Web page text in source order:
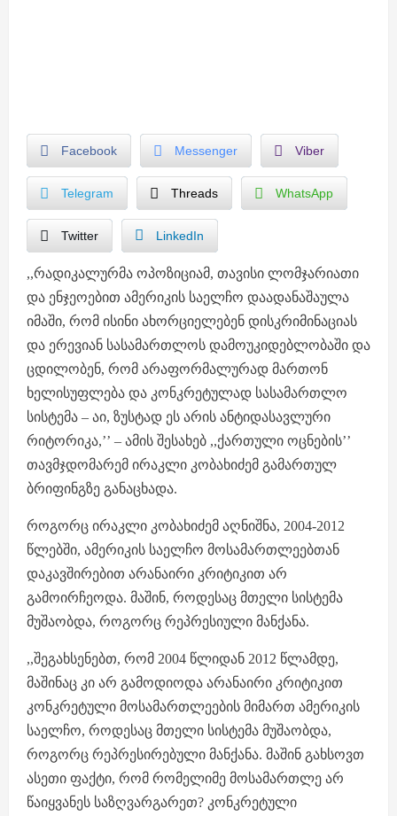
Facebook Messenger Viber
Telegram Threads WhatsApp
Twitter LinkedIn
,,რადიკალურმა ოპოზიციამ, თავისი ლომჯარიათი
და ენჯეოებით ამერიკის საელჩო დაადანაშაულა
იმაში, რომ ისინი ახორციელებენ დისკრიმინაციას
და ერევიან სასამართლოს დამოუკიდებლობაში და
ცდილობენ, რომ არაფორმალურად მართონ
ხელისუფლება და კონკრეტულად სასამართლო
სისტემა – აი, ზუსტად ეს არის ანტიდასავლური
რიტორიკა,’’ – ამის შესახებ ,,ქართული ოცნების’’
თავმჯდომარემ ირაკლი კობახიძემ გამართულ
ბრიფინგზე განაცხადა.
როგორც ირაკლი კობახიძემ აღნიშნა, 2004-2012
წლებში, ამერიკის საელჩო მოსამართლეებთან
დაკავშირებით არანაირი კრიტიკით არ
გამოირჩეოდა. მაშინ, როდესაც მთელი სისტემა
მუშაობდა, როგორც რეპრესიული მანქანა.
,,შეგახსენებთ, რომ 2004 წლიდან 2012 წლამდე,
მაშინაც კი არ გამოდიოდა არანაირი კრიტიკით
კონკრეტული მოსამართლეების მიმართ ამერიკის
საელჩო, როდესაც მთელი სისტემა მუშაობდა,
როგორც რეპრესირებული მანქანა. მაშინ გახსოვთ
ასეთი ფაქტი, რომ რომელიმე მოსამართლე არ
წაიყვანეს საზღვარგარეთ? კონკრეტული